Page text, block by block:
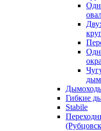
Гибкие
Stabile